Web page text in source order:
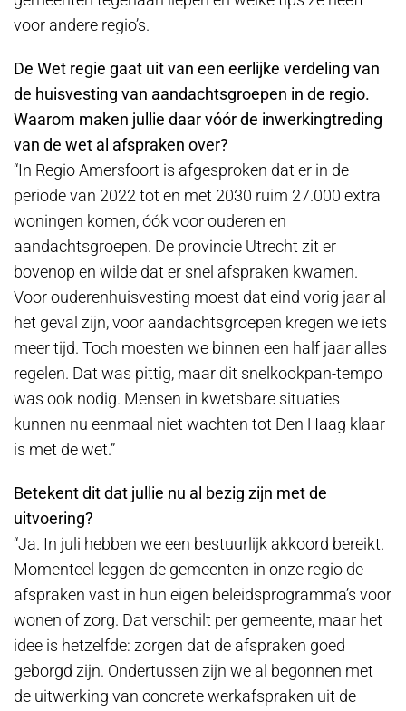
voor andere regio’s.
De Wet regie gaat uit van een eerlijke verdeling van
de huisvesting van aandachtsgroepen in de regio.
Waarom maken jullie daar vóór de inwerkingtreding
van de wet al afspraken over?
“In Regio Amersfoort is afgesproken dat er in de
periode van 2022 tot en met 2030 ruim 27.000 extra
woningen komen, óók voor ouderen en
aandachtsgroepen. De provincie Utrecht zit er
bovenop en wilde dat er snel afspraken kwamen.
Voor ouderenhuisvesting moest dat eind vorig jaar al
het geval zijn, voor aandachtsgroepen kregen we iets
meer tijd. Toch moesten we binnen een half jaar alles
regelen. Dat was pittig, maar dit snelkookpan-tempo
was ook nodig. Mensen in kwetsbare situaties
kunnen nu eenmaal niet wachten tot Den Haag klaar
is met de wet.”
Betekent dit dat jullie nu al bezig zijn met de
uitvoering?
“Ja. In juli hebben we een bestuurlijk akkoord bereikt.
Momenteel leggen de gemeenten in onze regio de
afspraken vast in hun eigen beleidsprogramma’s voor
wonen of zorg. Dat verschilt per gemeente, maar het
idee is hetzelfde: zorgen dat de afspraken goed
geborgd zijn. Ondertussen zijn we al begonnen met
de uitwerking van concrete werkafspraken uit de